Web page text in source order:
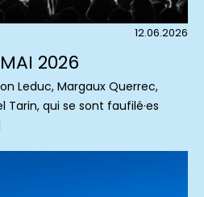
12.06.2026
MAI 2026
Leduc, Margaux Querrec,
Tarin, qui se sont faufilé·es